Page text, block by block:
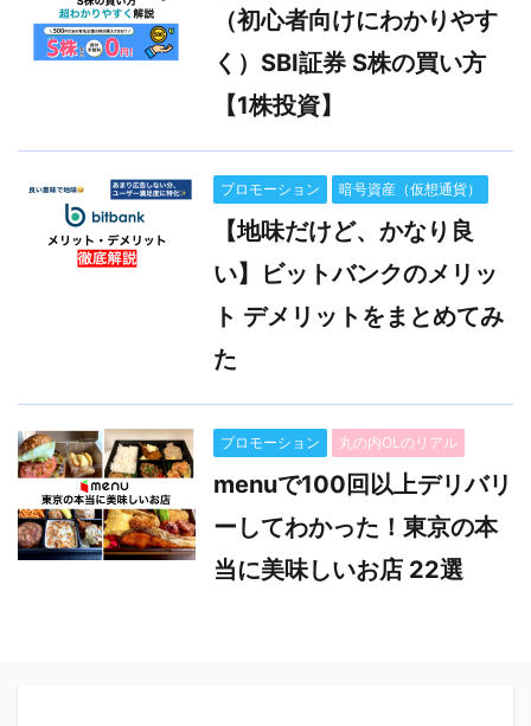
（初心者向けにわかりやす
く）SBI証券 S株の買い方
【1株投資】
プロモーション 暗号資産（仮想通貨）
【地味だけど、かなり良
い】ビットバンクのメリッ
ト デメリットをまとめてみ
た
プロモーション 丸の内OLのリアル
menuで100回以上デリバリ
ーしてわかった！東京の本
当に美味しいお店 22選